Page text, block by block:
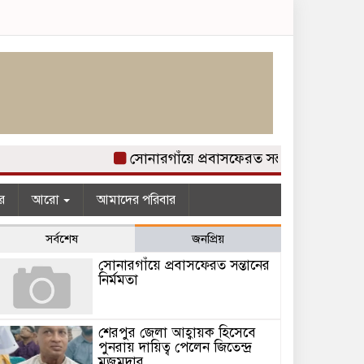
সোনারগাঁয়ে প্রবাসফেরত সন্তানের নির্মমতা
আরো আমাদের পরিবার
সর্বশেষ জনপ্রিয়
সোনারগাঁয়ে প্রবাসফেরত সন্তানের
নির্মমতা
শেরপুর জেলা আহ্বায়ক হিসেবে
পুনরায় দায়িত্ব পেলেন জিতেন্দ্র